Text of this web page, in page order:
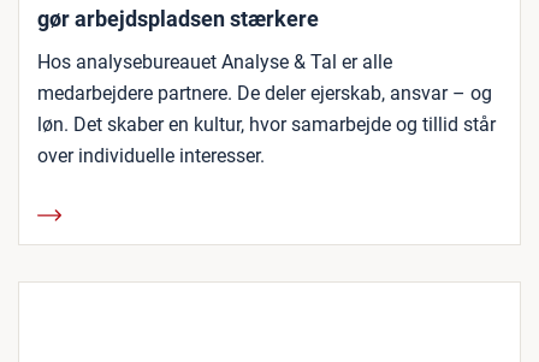
gør arbejdspladsen stærkere
Hos analysebureauet Analyse & Tal er alle
medarbejdere partnere. De deler ejerskab, ansvar – og
løn. Det skaber en kultur, hvor samarbejde og tillid står
over individuelle interesser.